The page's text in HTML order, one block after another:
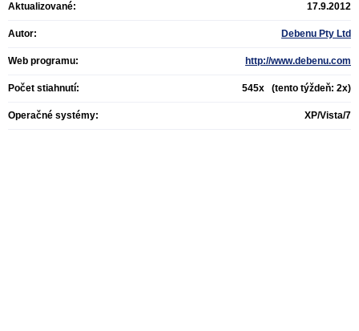
Aktualizované: 17.9.2012
Autor: Debenu Pty Ltd
Web programu: http://www.debenu.com
Počet stiahnutí: 545x (tento týždeň: 2x)
Operačné systémy: XP/Vista/7